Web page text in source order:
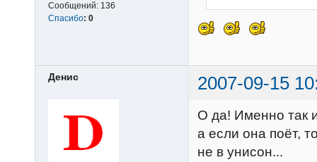
Сообщений: 136
Спасибо: 0
Денис 2007-09-15
О да! Именно так
а если она поёт,
не в унисон...